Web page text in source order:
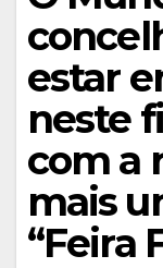
estar
neste
com a
mais
“Feira